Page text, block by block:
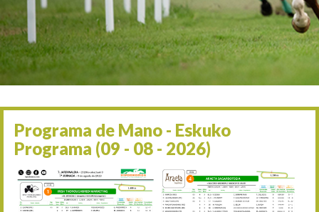
06/09 17:30 Irailaren 6a / 6 de
13/09 17:30 Irailaren 13a / 13 de
30/09 11:30 Irailaren 30a / 30 de
11/06 11:30
05/07 11:30 Uztailaren 5a / 5 de julio
12/07 11:30 Uztailaren 12a / 12 de
19/07 11:30 Uztailaren 19a / 19 de
Programa de Mano - Eskuko
Programa (09 - 08 - 2026)